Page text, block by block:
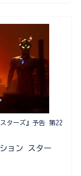
ターズ』予告 第22
ョン スター